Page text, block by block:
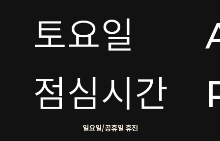
토요일
점심시간
일요일/공휴일 휴진